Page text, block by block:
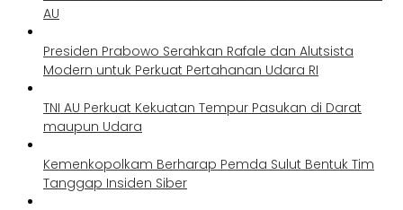
AU
Presiden Prabowo Serahkan Rafale dan Alutsista
Modern untuk Perkuat Pertahanan Udara RI
TNI AU Perkuat Kekuatan Tempur Pasukan di Darat
maupun Udara
Kemenkopolkam Berharap Pemda Sulut Bentuk Tim
Tanggap Insiden Siber